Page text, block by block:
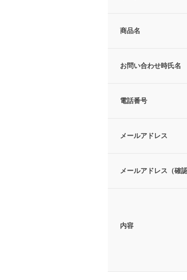
商品名
お問い合わせ時氏名
電話番号
メールアドレス
メールアドレス（確認
内容